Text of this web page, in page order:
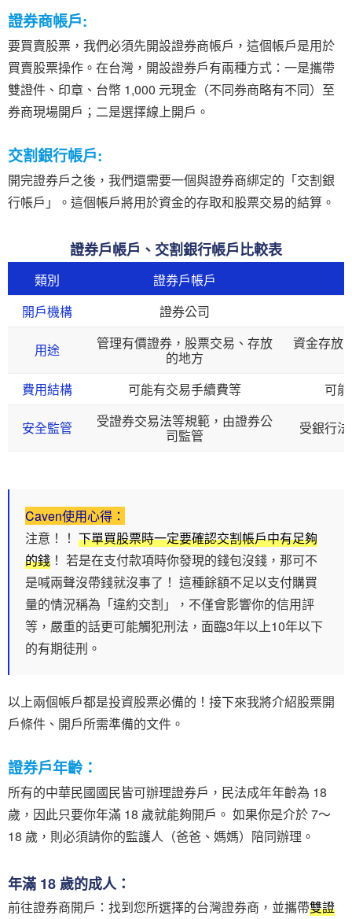
證券商帳戶:
要買賣股票，我們必須先開設證券商帳戶，這個帳戶是用於
買賣股票操作。在台灣，開設證券戶有兩種方式：一是攜帶
雙證件、印章、台幣 1,000 元現金（不同券商略有不同）至
券商現場開戶；二是選擇線上開戶。
交割銀行帳戶:
開完證券戶之後，我們還需要一個與證券商綁定的「交割銀
行帳戶」。這個帳戶將用於資金的存取和股票交易的結算。
證券戶帳戶、交割銀行帳戶比較表
類別 證券戶帳戶
開戶機構
證券公司
用途
管理有價證券，股票交易、存放
的地方
資金存放
費用結構 可能有交易手續費等 可
安全監管
受證券交易法等規範，由證券公
司監管
受銀行
Caven使用心得：
注意！！ 下單買股票時一定要確認交割帳戶中有足夠
的錢 ！ 若是在支付款項時你發現的錢包沒錢，那可不
是喊兩聲沒帶錢就沒事了！ 這種餘額不足以支付購買
量的情況稱為「違約交割」，不僅會影響你的信用評
等，嚴重的話更可能觸犯刑法，面臨3年以上10年以下
的有期徒刑。
以上兩個帳戶都是投資股票必備的！接下來我將介紹股票開
戶條件、開戶所需準備的文件。
證券戶年齡：
所有的中華民國國民皆可辦理證券戶，民法成年年齡為 18
歲，因此只要你年滿 18 歲就能夠開戶。 如果你是介於 7～
18 歲，則必須請你的監護人（爸爸、媽媽）陪同辦理。
年滿 18 歲的成人：
前往證券商開戶：找到您所選擇的台灣證券商，並攜帶雙證